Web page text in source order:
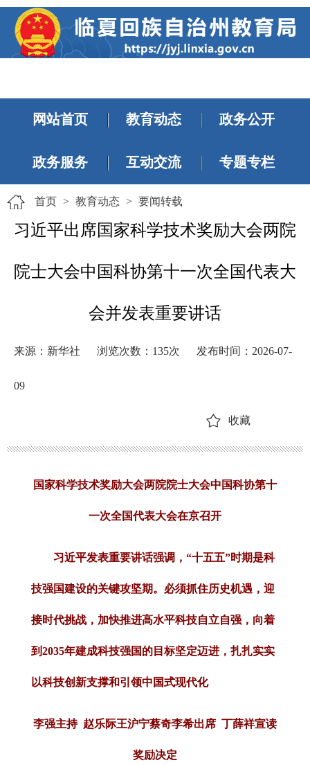
网站首页 教育动态 政务公开
政务服务 互动交流 专题专栏
首页 > 教育动态 > 要闻转载
习近平出席国家科学技术奖励大会两院
院士大会中国科协第十一次全国代表大
会并发表重要讲话
来源：新华社 浏览次数： 135次 发布时间：2026-07-
09
收藏
国家科学技术奖励大会两院院士大会中国科协第十
一次全国代表大会在京召开
习近平发表重要讲话强调，“十五五”时期是科
技强国建设的关键攻坚期。必须抓住历史机遇，迎
接时代挑战，加快推进高水平科技自立自强，向着
到2035年建成科技强国的目标坚定迈进，扎扎实实
以科技创新支撑和引领中国式现代化
李强主持 赵乐际王沪宁蔡奇李希出席 丁薛祥宣读
奖励决定